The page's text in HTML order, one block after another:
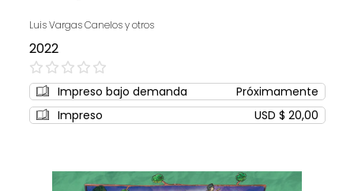
Luis Vargas Canelos y otros
2022
0%
Impreso bajo demanda
Próximamente
Impreso
USD $ 20,00